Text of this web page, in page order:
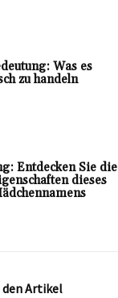
Was es
zu handeln
Entdecken Sie die
dieses
Artikel